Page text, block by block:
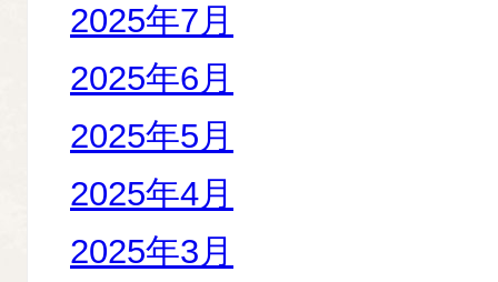
2025年7月
2025年6月
2025年5月
2025年4月
2025年3月